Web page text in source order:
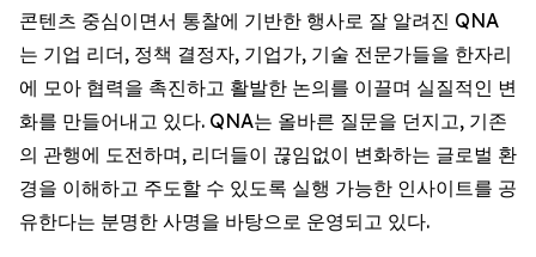
콘텐츠 중심이면서 통찰에 기반한 행사로 잘 알려진 QNA
는 기업 리더, 정책 결정자, 기업가, 기술 전문가들을 한자리
에 모아 협력을 촉진하고 활발한 논의를 이끌며 실질적인 변
화를 만들어내고 있다. QNA는 올바른 질문을 던지고, 기존
의 관행에 도전하며, 리더들이 끊임없이 변화하는 글로벌 환
경을 이해하고 주도할 수 있도록 실행 가능한 인사이트를 공
유한다는 분명한 사명을 바탕으로 운영되고 있다.